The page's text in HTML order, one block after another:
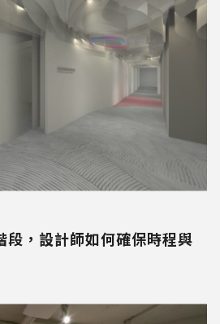
段，設計師如何確保時程與